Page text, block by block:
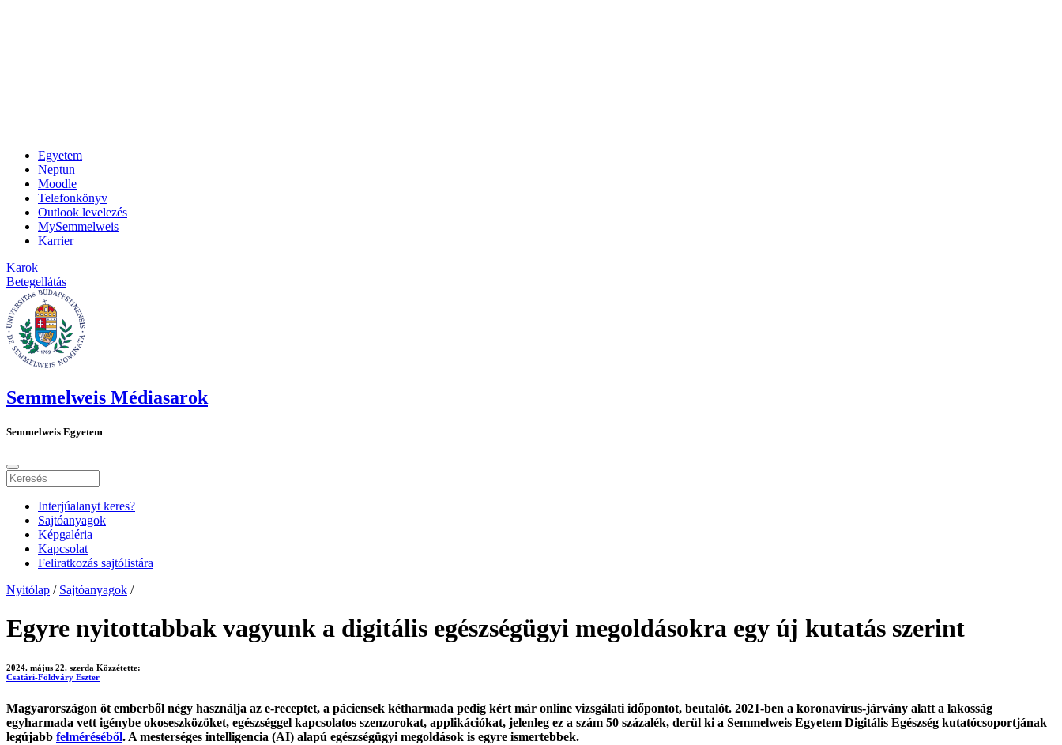
Egyetem
Neptun
Moodle
Telefonkönyv
Outlook levelezés
MySemmelweis
Karrier
Karok
Betegellátás
Semmelweis Médiasarok
Semmelweis Egyetem
Interjúalanyt keres?
Sajtóanyagok
Képgaléria
Kapcsolat
Feliratkozás sajtólistára
Nyitólap / Sajtóanyagok /
Egyre nyitottabbak vagyunk a digitális egészségügyi megoldásokra egy új kutatás szerint
2024. május 22. szerda Közzétette:
Csatári-Földváry Eszter
Magyarországon öt emberből négy használja az e-receptet, a páciensek kétharmada pedig kért már online vizsgálati időpontot, beutalót. 2021-ben a koronavírus-járvány alatt a lakosság
egyharmada vett igénybe okoseszközöket, egészséggel kapcsolatos szenzorokat, applikációkat, jelenleg ez a szám 50 százalék, derül ki a Semmelweis Egyetem Digitális Egészség kutatócsoportjának
legújabb felméréséből. A mesterséges intelligencia (AI) alapú egészségügyi megoldások is egyre ismertebbek.